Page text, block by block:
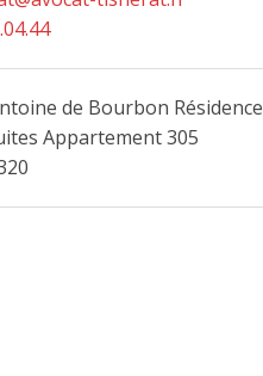
de Bourbon Résidence
Appartement 305